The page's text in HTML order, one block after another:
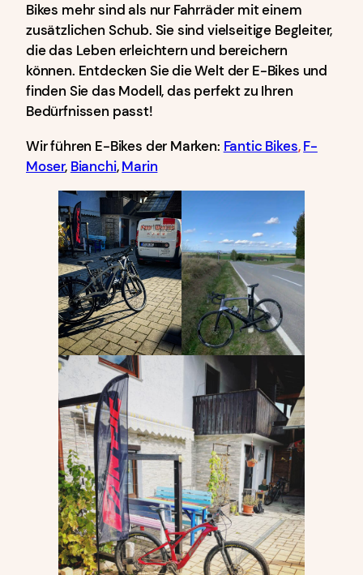
Bikes mehr sind als nur Fahrräder mit einem
zusätzlichen Schub. Sie sind vielseitige Begleiter,
die das Leben erleichtern und bereichern
können. Entdecken Sie die Welt der E-Bikes und
finden Sie das Modell, das perfekt zu Ihren
Bedürfnissen passt!
Wir führen E-Bikes der Marken: Fantic Bikes,F-
Moser, Bianchi,Marin